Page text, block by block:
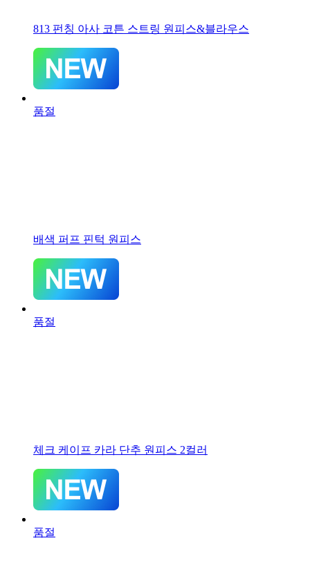
813 펀칭 아사 코튼 스트링 원피스&블라우스
품절
배색 퍼프 핀턱 원피스
품절
체크 케이프 카라 단추 원피스 2컬러
품절